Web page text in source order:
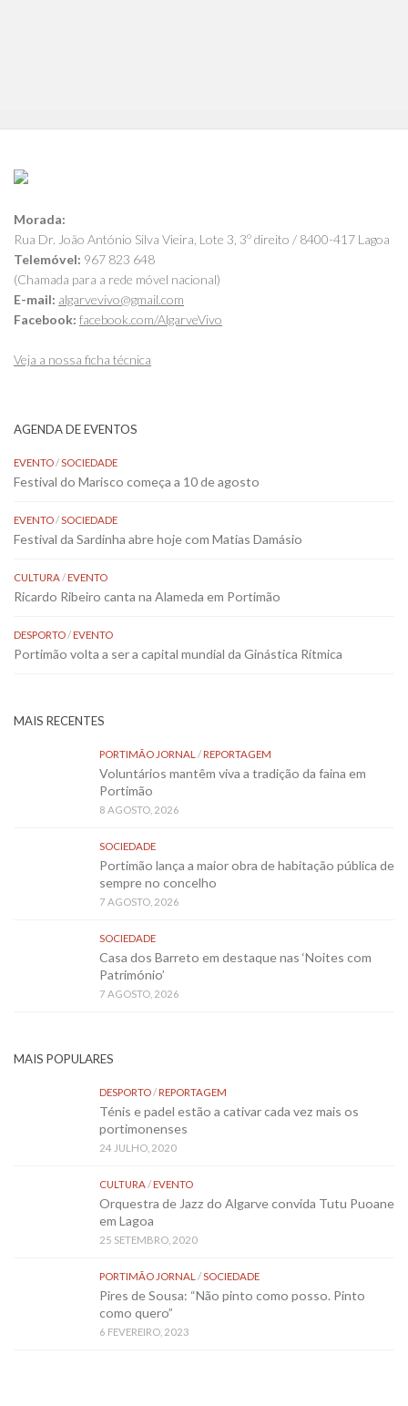
Morada:
Rua Dr. João António Silva Vieira, Lote 3, 3º direito / 8400-417 Lagoa
Telemóvel: 967 823 648
(Chamada para a rede móvel nacional)
E-mail: algarvevivo@gmail.com
Facebook: facebook.com/AlgarveVivo
Veja a nossa ficha técnica
AGENDA DE EVENTOS
EVENTO/SOCIEDADE
Festival do Marisco começa a 10 de agosto
EVENTO/SOCIEDADE
Festival da Sardinha abre hoje com Matias Damásio
CULTURA/EVENTO
Ricardo Ribeiro canta na Alameda em Portimão
DESPORTO/EVENTO
Portimão volta a ser a capital mundial da Ginástica Rítmica
MAIS RECENTES
PORTIMÃO JORNAL /REPORTAGEM
Voluntários mantêm viva a tradição da faina em
Portimão
8 AGOSTO, 2026
SOCIEDADE
Portimão lança a maior obra de habitação pública de
sempre no concelho
7 AGOSTO, 2026
SOCIEDADE
Casa dos Barreto em destaque nas ‘Noites com
Património’
7 AGOSTO, 2026
MAIS POPULARES
DESPORTO/REPORTAGEM
Ténis e padel estão a cativar cada vez mais os
portimonenses
24 JULHO, 2020
CULTURA/EVENTO
Orquestra de Jazz do Algarve convida Tutu Puoane
em Lagoa
25 SETEMBRO, 2020
PORTIMÃO JORNAL /SOCIEDADE
Pires de Sousa: “Não pinto como posso. Pinto
como quero”
6 FEVEREIRO, 2023